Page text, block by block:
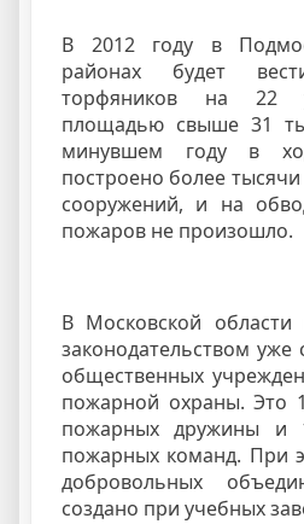
В 2012 году в
районах будет
торфяников на 22
площадью свыше 31
минувшем году в
построено более
сооружений, и на
пожаров не произошло.
В Московской области
законодательством уже
общественных
пожарной охраны. Это
пожарных дружины и
пожарных команд. При
добровольных
создано при учебных